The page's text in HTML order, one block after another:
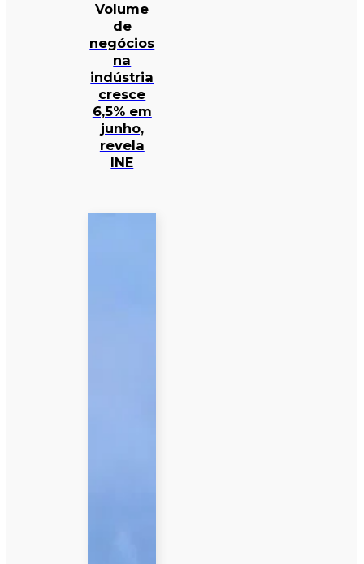
Volume
de
negócios
na
indústria
cresce
6,5% em
junho,
revela
INE